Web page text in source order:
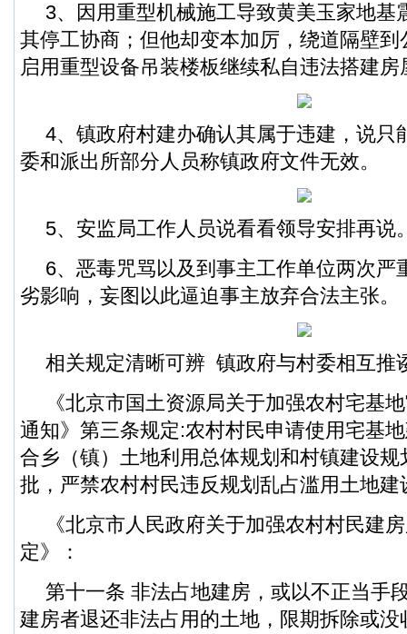
3、因用重型机械施工导致黄美玉家地基
其停工协商；但他却变本加厉，绕道隔壁
启用重型设备吊装楼板继续私自违法搭建房
4、镇政府村建办确认其属于违建，说只
委和派出所部分人员称镇政府文件无效。
5、安监局工作人员说看看领导安排再说
6、恶毒咒骂以及到事主工作单位两次严
劣影响，妄图以此逼迫事主放弃合法主张。
相关规定清晰可辨 镇政府与村委相互推
《北京市国土资源局关于加强农村宅基
通知》第三条规定:农村村民申请使用宅基
合乡（镇）土地利用总体规划和村镇建设
批，严禁农村村民违反规划乱占滥用土地建
《北京市人民政府关于加强农村村民建
定》：
第十一条 非法占地建房，或以不正当手
建房者退还非法占用的土地，限期拆除或